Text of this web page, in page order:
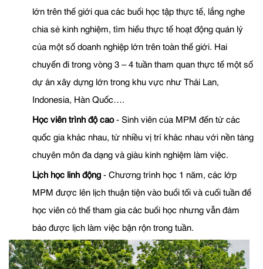
lớn trên thế giới qua các buổi học tập thực tế, lắng nghe
chia sẻ kinh nghiệm, tìm hiểu thực tế hoạt động quản lý
của một số doanh nghiệp lớn trên toàn thế giới. Hai
chuyến đi trong vòng 3 – 4 tuần tham quan thực tế một số
dự án xây dựng lớn trong khu vực như Thái Lan,
Indonesia, Hàn Quốc….
Học viên trình độ cao- Sinh viên của MPM đến từ các
quốc gia khác nhau, từ nhiều vị trí khác nhau với nền tảng
chuyên môn đa dạng và giàu kinh nghiệm làm việc.
Lịch học linh động - Chương trình học 1 năm, các lớp
MPM được lên lịch thuận tiện vào buổi tối và cuối tuần để
học viên có thể tham gia các buổi học nhưng vẫn đảm
bảo được lịch làm việc bận rộn trong tuần.